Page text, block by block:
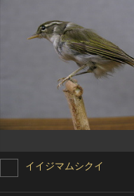
イイジマムシクイ